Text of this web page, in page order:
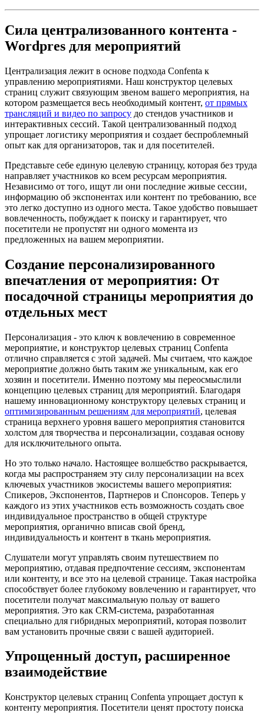
Сила централизованного контента -
Wordpres для мероприятий
Централизация лежит в основе подхода Confenta к
управлению мероприятиями. Наш конструктор целевых
страниц служит связующим звеном вашего мероприятия, на
котором размещается весь необходимый контент, от прямых
трансляций и видео по запросу до стендов участников и
интерактивных сессий. Такой централизованный подход
упрощает логистику мероприятия и создает беспроблемный
опыт как для организаторов, так и для посетителей.
Представьте себе единую целевую страницу, которая без труда
направляет участников ко всем ресурсам мероприятия.
Независимо от того, ищут ли они последние живые сессии,
информацию об экспонентах или контент по требованию, все
это легко доступно из одного места. Такое удобство повышает
вовлеченность, побуждает к поиску и гарантирует, что
посетители не пропустят ни одного момента из
предложенных на вашем мероприятии.
Создание персонализированного
впечатления от мероприятия: От
посадочной страницы мероприятия до
отдельных мест
Персонализация - это ключ к вовлечению в современное
мероприятие, и конструктор целевых страниц Confenta
отлично справляется с этой задачей. Мы считаем, что каждое
мероприятие должно быть таким же уникальным, как его
хозяин и посетители. Именно поэтому мы переосмыслили
концепцию целевых страниц для мероприятий. Благодаря
нашему инновационному конструктору целевых страниц и
оптимизированным решениям для мероприятий, целевая
страница верхнего уровня вашего мероприятия становится
холстом для творчества и персонализации, создавая основу
для исключительного опыта.
Но это только начало. Настоящее волшебство раскрывается,
когда мы распространяем эту силу персонализации на всех
ключевых участников экосистемы вашего мероприятия:
Спикеров, Экспонентов, Партнеров и Спонсоров. Теперь у
каждого из этих участников есть возможность создать свое
индивидуальное пространство в общей структуре
мероприятия, органично вписав свой бренд,
индивидуальность и контент в ткань мероприятия.
Слушатели могут управлять своим путешествием по
мероприятию, отдавая предпочтение сессиям, экспонентам
или контенту, и все это на целевой странице. Такая настройка
способствует более глубокому вовлечению и гарантирует, что
посетители получат максимальную пользу от вашего
мероприятия. Это как CRM-система, разработанная
специально для гибридных мероприятий, которая позволит
вам установить прочные связи с вашей аудиторией.
Упрощенный доступ, расширенное
взаимодействие
Конструктор целевых страниц Confenta упрощает доступ к
контенту мероприятия. Посетители ценят простоту поиска